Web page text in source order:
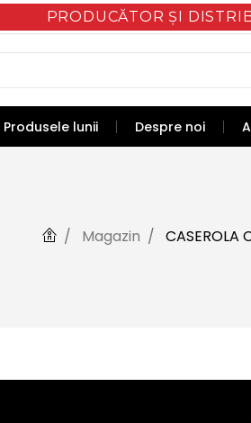
PRODUCĂTOR ȘI
Produsele lunii Despre noi
Magazin CASEROLA